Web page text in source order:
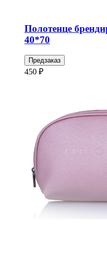
Полотенце
40*70
Предзаказ
450 ₽